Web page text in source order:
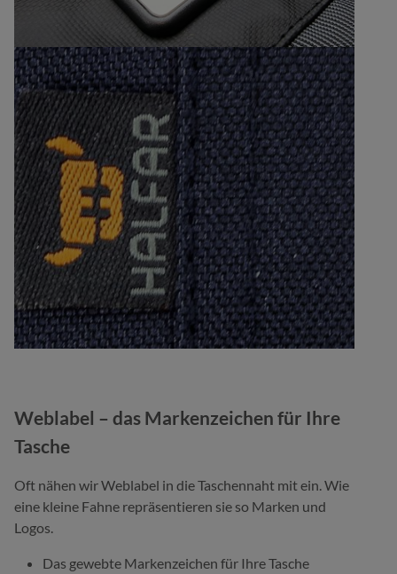
Weblabel – das Markenzeichen für Ihre
Tasche
Oft nähen wir Weblabel in die Taschennaht mit ein. Wie
eine kleine Fahne repräsentieren sie so Marken und
Logos.
Das gewebte Markenzeichen für Ihre Tasche